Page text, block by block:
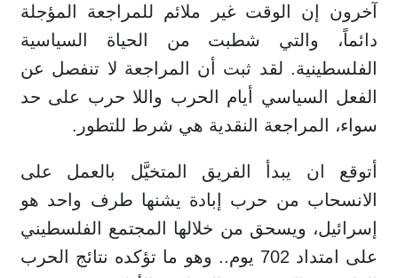
آخرون إن الوقت غير ملائم للمراجعة المؤجلة
دائماً، والتي شطبت من الحياة السياسية
الفلسطينية. لقد ثبت أن المراجعة لا تنفصل عن
الفعل السياسي أيام الحرب واللا حرب على حد
سواء، المراجعة النقدية هي شرط للتطور.
أتوقع ان يبدأ الفريق المتخيَّل بالعمل على
الانسحاب من حرب إبادة يشنها طرف واحد هو
إسرائيل، ويسحق من خلالها المجتمع الفلسطيني
على امتداد 702 يوم.. وهو ما تؤكده نتائج الحرب